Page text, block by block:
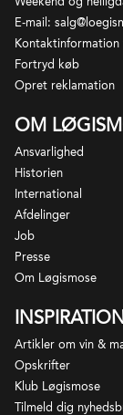
ca 5500
opererer her
de bedste
klassifikation
revideres
bedste vine
Ausone.
E-mail:
Fortryd køb
Opret reklamation
OM
Ansvarlighed
Historien
International
Afdelinger
Job
Presse
Om Løgismose
Artikler om vin &
Opskrifter
Klub Løgismose
Tilmeld dig